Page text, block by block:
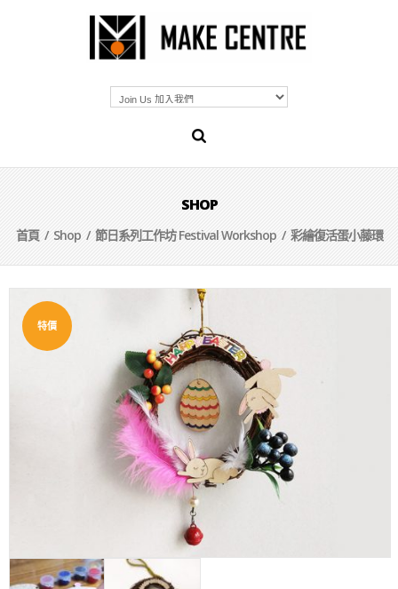
SHOP
首頁/ Shop/ 節日系列工作坊 Festival Workshop/ 彩繪復活蛋小藤環
特價